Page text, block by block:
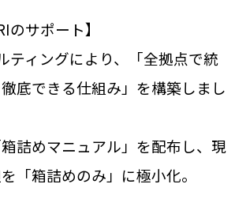
のサポート】
ティングにより、「全拠点で統
底できる仕組み」を構築しまし
詰めマニュアル」を配布し、現
「箱詰めのみ」に極小化。